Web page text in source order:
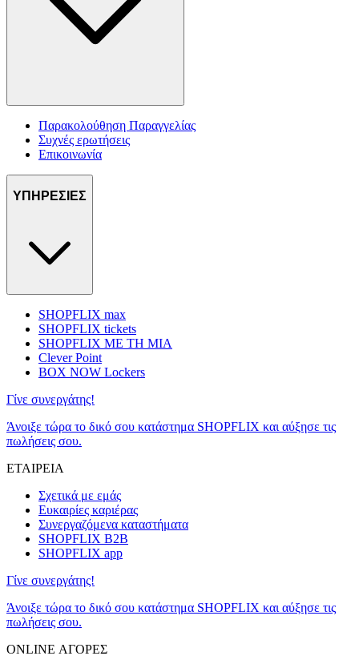
Παρακολούθηση Παραγγελίας
Συχνές ερωτήσεις
Επικοινωνία
ΥΠΗΡΕΣΙΕΣ
SHOPFLIX max
SHOPFLIX tickets
SHOPFLIX ΜΕ ΤΗ ΜΙΑ
Clever Point
BOX NOW Lockers
Γίνε συνεργάτης!
Άνοιξε τώρα το δικό σου κατάστημα SHOPFLIX και αύξησε τις
πωλήσεις σου.
ΕΤΑΙΡΕΙΑ
Σχετικά με εμάς
Ευκαιρίες καριέρας
Συνεργαζόμενα καταστήματα
SHOPFLIX B2B
SHOPFLIX app
Γίνε συνεργάτης!
Άνοιξε τώρα το δικό σου κατάστημα SHOPFLIX και αύξησε τις
πωλήσεις σου.
ONLINE ΑΓΟΡΕΣ